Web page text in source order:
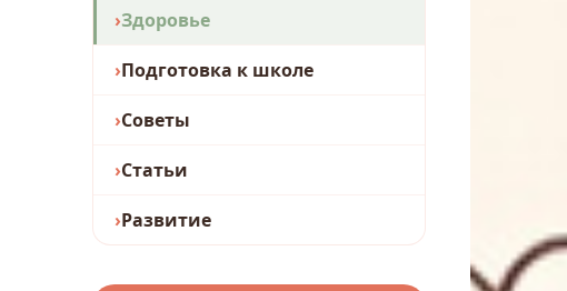
Здоровье
Подготовка к школе
Советы
Статьи
Развитие